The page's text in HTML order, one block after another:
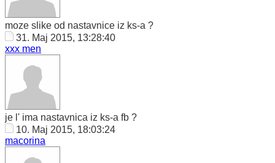
moze slike od nastavnice iz ks-a ?
31. Maj 2015, 13:28:40
xxx men
je l' ima nastavnica iz ks-a fb ?
10. Maj 2015, 18:03:24
macorina